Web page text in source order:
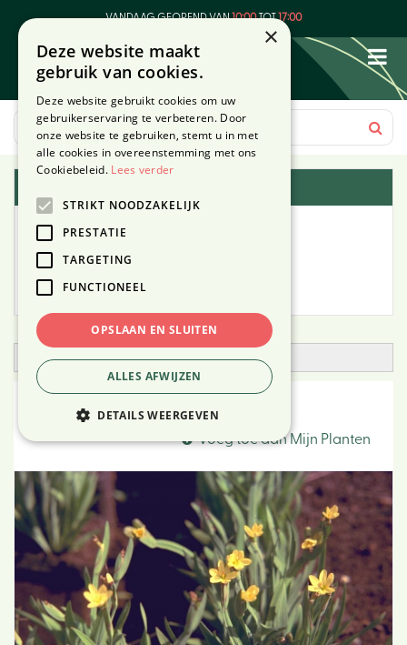
VANDAAG GEOPEND VAN10:00TOT17:00
Open zoekfilter
Bieslelie
Voeg toe aan Mijn Planten
×
Deze website maakt
gebruik van cookies.
Deze website gebruikt cookies om uw
gebruikerservaring te verbeteren. Door
onze website te gebruiken, stemt u in met
alle cookies in overeenstemming met ons
Cookiebeleid. Lees verder
STRIKT NOODZAKELIJK
PRESTATIE
TARGETING
FUNCTIONEEL
OPSLAAN EN SLUITEN
ALLES AFWIJZEN
DETAILS WEERGEVEN